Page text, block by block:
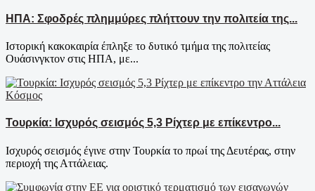
ΗΠΑ: Σφοδρές πλημμύρες πλήττουν την πολιτεία της...
Ιστορική κακοκαιρία έπληξε το δυτικό τμήμα της πολιτείας
Ουάσινγκτον στις ΗΠΑ, με...
Κόσμος
Τουρκία: Ισχυρός σεισμός 5,3 Ρίχτερ με επίκεντρο...
Ισχυρός σεισμός έγινε στην Τουρκία το πρωί της Δευτέρας, στην
περιοχή της Αττάλειας.